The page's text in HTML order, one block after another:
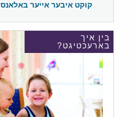
קוקט איבער אייער באלאנס
בין איך
בארעכטיגט?